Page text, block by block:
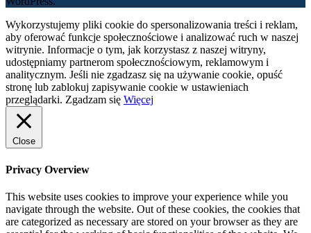
Wykorzystujemy pliki cookie do spersonalizowania treści i reklam,
aby oferować funkcje społecznościowe i analizować ruch w naszej
witrynie. Informacje o tym, jak korzystasz z naszej witryny,
udostępniamy partnerom społecznościowym, reklamowym i
analitycznym. Jeśli nie zgadzasz się na używanie cookie, opuść
stronę lub zablokuj zapisywanie cookie w ustawieniach
przeglądarki. Zgadzam się Więcej
Close
Privacy Overview
This website uses cookies to improve your experience while you
navigate through the website. Out of these cookies, the cookies that
are categorized as necessary are stored on your browser as they are